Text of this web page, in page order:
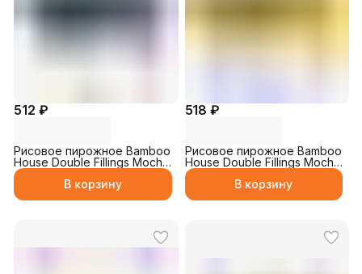
512 ₽
Рисовое пирожное Bamboo
House Double Fillings Mochi
"Голубика с молоком"
В корзину
518 ₽
Рисовое пирожное Bamboo
House Double Fillings Mochi
"Банан с молоком" 180гр
В корзину